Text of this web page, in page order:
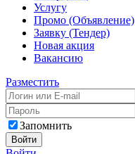
Услугу
Промо (Объявление)
Заявку (Тендер)
Новая акция
Вакансию
Разместить
Запомнить
Войти